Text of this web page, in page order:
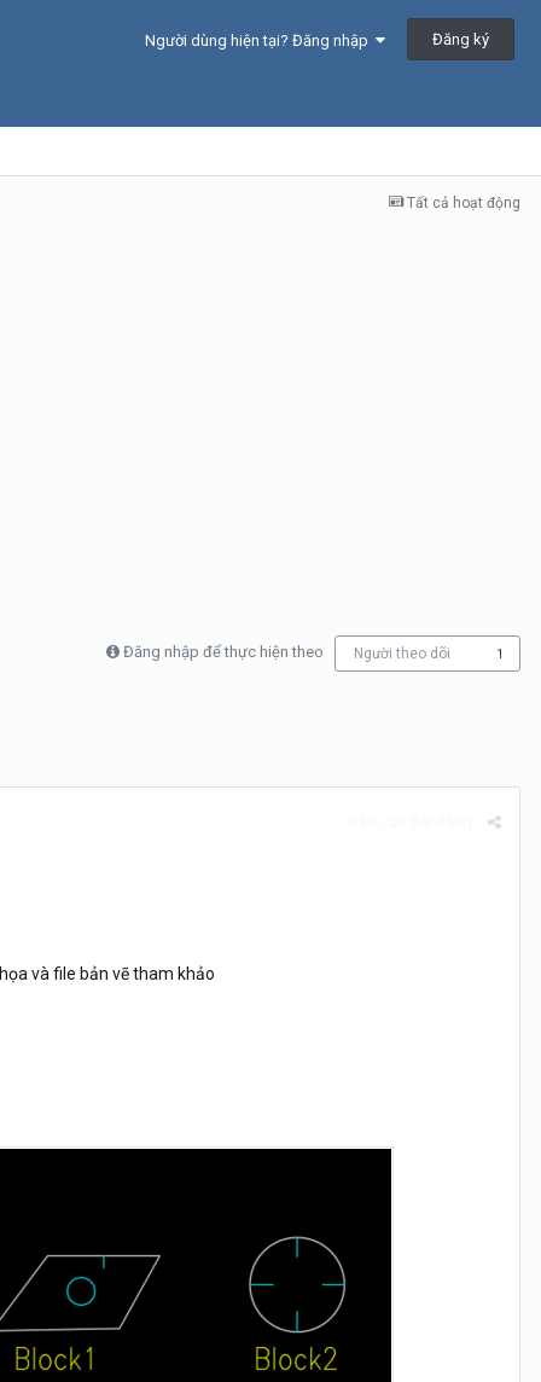
Người dùng hiện tại? Đăng nhập Đăng ký
Tất cả hoạt động
Đăng nhập để thực hiện theo Người theo dõi 1
và file bản vẽ tham khảo